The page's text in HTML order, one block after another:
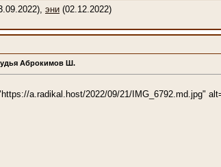
эни (02.12.2022)
Аброкимов Ш.
a.radikal.host/2022/09/21/IMG_6792.md.jpg"